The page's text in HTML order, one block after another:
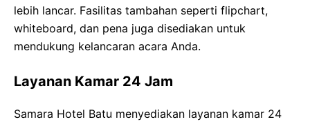
lebih lancar. Fasilitas tambahan seperti flipchart,
whiteboard, dan pena juga disediakan untuk
mendukung kelancaran acara Anda.
Layanan Kamar 24 Jam
Samara Hotel Batu menyediakan layanan kamar 24